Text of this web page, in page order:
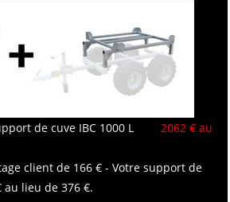
de cuve IBC 1000 L
2062 € au
client de 166 € - Votre support de
au lieu de 376 €.